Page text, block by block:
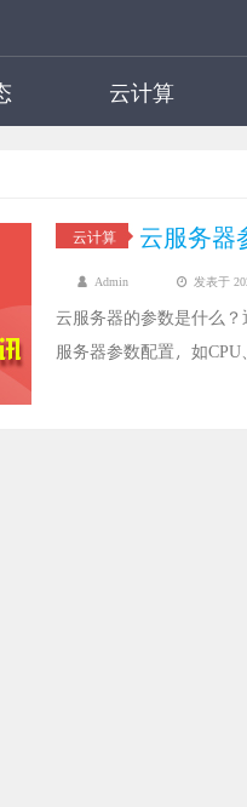
云计算
云计算 云服务器
Admin 发表于
云服务器的参数是什么
服务器参数配置，如